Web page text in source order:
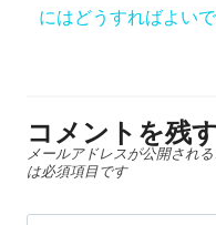
にはどうすればよい
コメントを残
メールアドレスが公開される
は必須項目です